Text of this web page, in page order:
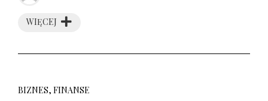
WIĘCEJ
BIZNES, FINANSE